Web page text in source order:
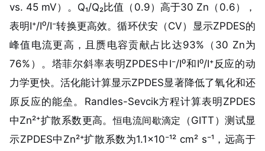
vs. 45 mV）。Q₁/Q₂比值（0.9）高于30 Zn（0.6），
表明I⁺/I⁰/I⁻转换更高效。循环伏安（CV）显示ZPDES的
峰值电流更高，且赝电容贡献占比达93%（30 Zn为
76%）。塔菲尔斜率表明ZPDES中I⁻/I⁰和I⁰/I⁺反应的动
力学更快。活化能计算显示ZPDES显著降低了氧化和还
原反应的能垒。Randles-Sevcik方程计算表明ZPDES
中Zn²⁺扩散系数更高。恒电流间歇滴定 （GITT）测试显
示ZPDES中Zn²⁺扩散系数为1.1×10⁻¹² cm² s⁻¹，远高于